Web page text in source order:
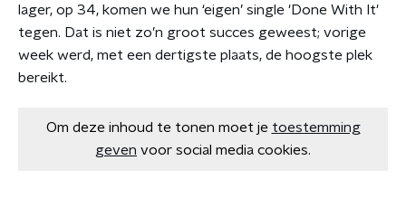
lager, op 34, komen we hun ‘eigen’ single 'Done With It'
tegen. Dat is niet zo’n groot succes geweest; vorige
week werd, met een dertigste plaats, de hoogste plek
bereikt.
Om deze inhoud te tonen moet je toestemming
geven voor social media cookies.